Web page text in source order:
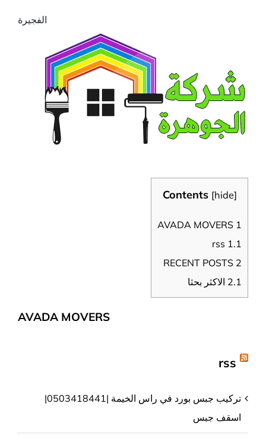
الفجيرة
Contents [hide]
1
1.1
2
2.1 الاكثر بحثا
AVADA MOVERS
rss
تركيب جبس بورد في راس الخيمة |0503418441|
اسقف جبس